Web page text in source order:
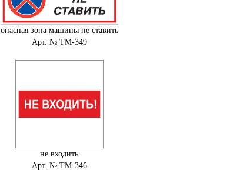
опасная зона машины не ставить
Арт. № ТМ-349
не входить
Арт. № ТМ-346